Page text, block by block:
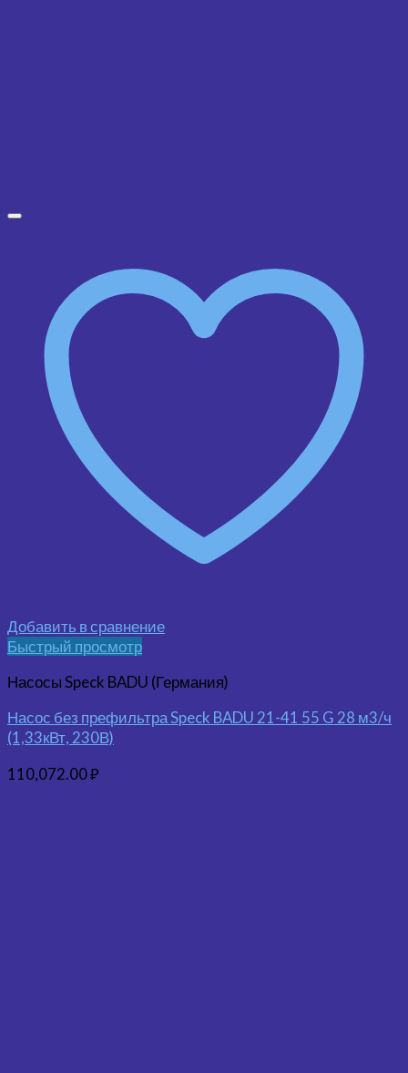
Добавить в сравнение
Быстрый просмотр
Насосы Speck BADU (Германия)
Насос без префильтра Speck BADU 21-41 55 G 28 м3/ч
(1,33кВт, 230В)
110,072.00₽